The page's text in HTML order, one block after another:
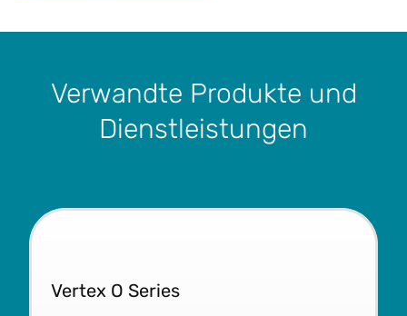
Verwandte Produkte und
Dienstleistungen
Vertex O Series